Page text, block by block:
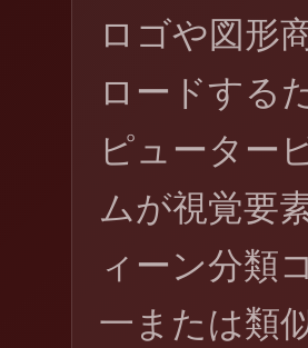
ロゴや図形
ロードする
ピューター
ムが視覚要
ィーン分類
一または類